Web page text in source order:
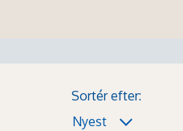
Sortér efter:
Nyest